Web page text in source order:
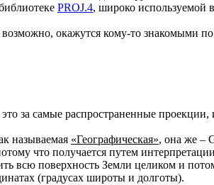
PROJ.4, широко используемой
окажутся кому-то знакомыми по
за самые распространенные проекции,
называемая «Географическая», она же –
что получается путем
всю поверхность Земли целиком и
(градусах широты и долготы).